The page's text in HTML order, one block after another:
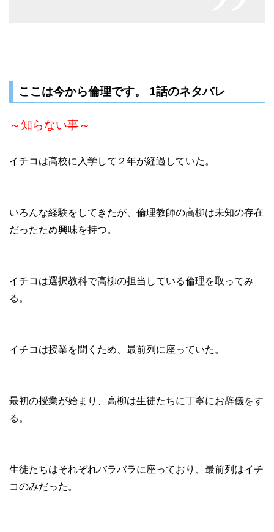
ここは今から倫理です。 1話のネタバレ
～知らない事～
イチコは高校に入学して２年が経過していた。
いろんな経験をしてきたが、倫理教師の高柳は未知の存在
だったため興味を持つ。
イチコは選択教科で高柳の担当している倫理を取ってみ
る。
イチコは授業を聞くため、最前列に座っていた。
最初の授業が始まり、高柳は生徒たちに丁寧にお辞儀をす
る。
生徒たちはそれぞれバラバラに座っており、最前列はイチ
コのみだった。